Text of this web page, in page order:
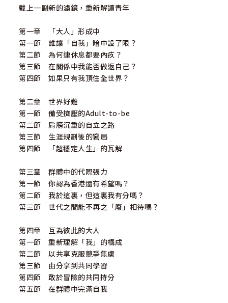
戴上一副新的濾鏡，重新解讀青年
第一章 「大人」形成中
第一節 誰讓「自我」暗中設了限？
第二節 為何連休息都要內疚？
第三節 在關係中我能否做返自己？
第四節 如果只有我頂住全世界？
第二章 世界好難
第一節 備受擠壓的Adult-to-be
第二節 肩膀沉重的自立之路
第三節 生涯規劃後的窘局
第四節 「超穩定人生」的瓦解
第三章 群體中的代際張力
第一節 你認為香港還有希望嗎？
第二節 我於這裏，但這裏我有分嗎？
第三節 世代之間能不再之「廢」相待嗎？
第四章 互為彼此的大人
第一節 重新理解「我」的構成
第二節 以共享克服競爭焦慮
第三節 由分享到共同學習
第四節 敢於冒險的共同持分
第五節 在群體中完滿自我